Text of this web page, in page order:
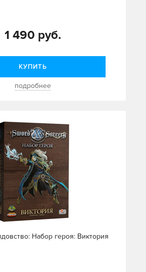
1 490 руб.
КУПИТЬ
подробнее
Набор героя: Виктория